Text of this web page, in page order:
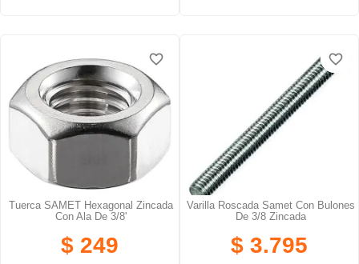
Tuerca SAMET Hexagonal Zincada
Con Ala De 3/8'
$ 249
favorite_border
favorite_border
favorite_border
Varilla Roscada Samet Con Bulones
De 3/8 Zincada
$ 3.795
favorite_border
favorite_border
favorite_border